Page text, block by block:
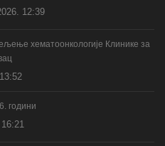
12:39
хематоонкологије Клинике за
години